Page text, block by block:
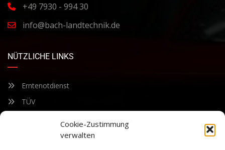
Cookie-Zustimmung
verwalten
+49 7930 - 994 30
info@bach-landtechnik.de
NÜTZLICHE LINKS
Erntenotdienst
TÜV